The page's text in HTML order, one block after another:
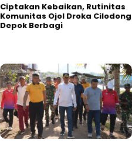
Ciptakan Kebaikan, Rutinitas
Komunitas Ojol Droka Cilodong
Depok Berbagi